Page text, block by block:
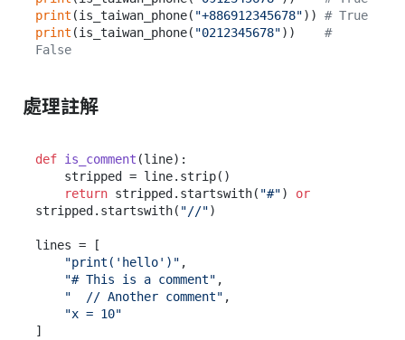
print (is_taiwan_phone( "+886912345678")) # True
print (is_taiwan_phone( "0212345678")) #
False
處理註解
def is_comment (line):
return stripped.startswith( "#") or
stripped.startswith( "//")
lines = [
"print('hello')" ,
"# This is a comment" ,
"  // Another comment" ,
"x = 10"
]